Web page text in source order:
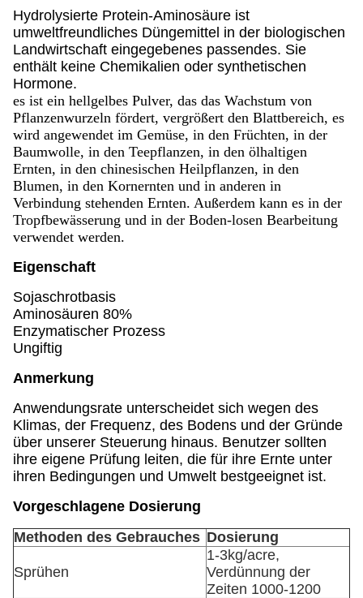
Hydrolysierte Protein-Aminosäure ist
umweltfreundliches Düngemittel in der biologischen
Landwirtschaft eingegebenes passendes. Sie
enthält keine Chemikalien oder synthetischen
Hormone.
es ist ein hellgelbes Pulver, das das Wachstum von
Pflanzenwurzeln fördert, vergrößert den Blattbereich, es
wird angewendet im Gemüse, in den Früchten, in der
Baumwolle, in den Teepflanzen, in den ölhaltigen
Ernten, in den chinesischen Heilpflanzen, in den
Blumen, in den Kornernten und in anderen in
Verbindung stehenden Ernten. Außerdem kann es in der
Tropfbewässerung und in der Boden-losen Bearbeitung
verwendet werden.
Eigenschaft
Sojaschrotbasis
Aminosäuren 80%
Enzymatischer Prozess
Ungiftig
Anmerkung
Anwendungsrate unterscheidet sich wegen des
Klimas, der Frequenz, des Bodens und der Gründe
über unserer Steuerung hinaus. Benutzer sollten
ihre eigene Prüfung leiten, die für ihre Ernte unter
ihren Bedingungen und Umwelt bestgeeignet ist.
Vorgeschlagene Dosierung
Methoden des Gebrauches Dosierung
Sprühen
1-3kg/acre,
Verdünnung der
Zeiten 1000-1200